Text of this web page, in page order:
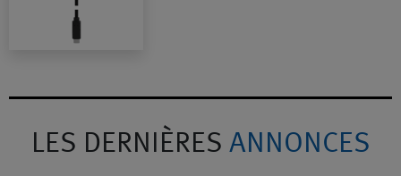
LES DERNIÈRES ANNONCES